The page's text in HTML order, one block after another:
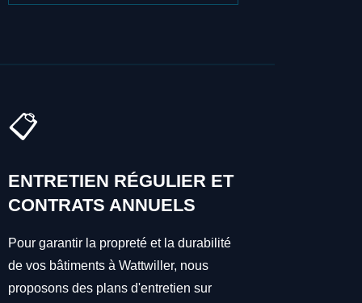
📋
ENTRETIEN RÉGULIER ET
CONTRATS ANNUELS
Pour garantir la propreté et la durabilité
de vos bâtiments à Wattwiller, nous
proposons des plans d'entretien sur